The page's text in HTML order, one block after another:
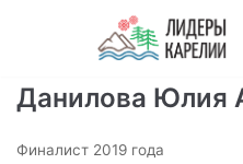
содержимому
Данилова Юлия
Финалист 2019 года